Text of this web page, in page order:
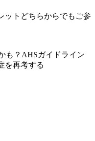
ットどちらからでもご参
も？AHSガイドライン
を再考する